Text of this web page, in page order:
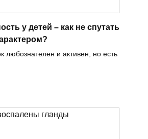
у детей – как не спутать
любознателен и активен, но есть